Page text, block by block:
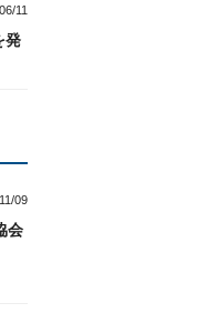
11
発
09
会